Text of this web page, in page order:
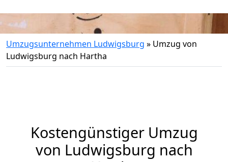
Umzugsunternehmen Ludwigsburg » Umzug von
Ludwigsburg nach Hartha
Kostengünstiger Umzug
von Ludwigsburg nach